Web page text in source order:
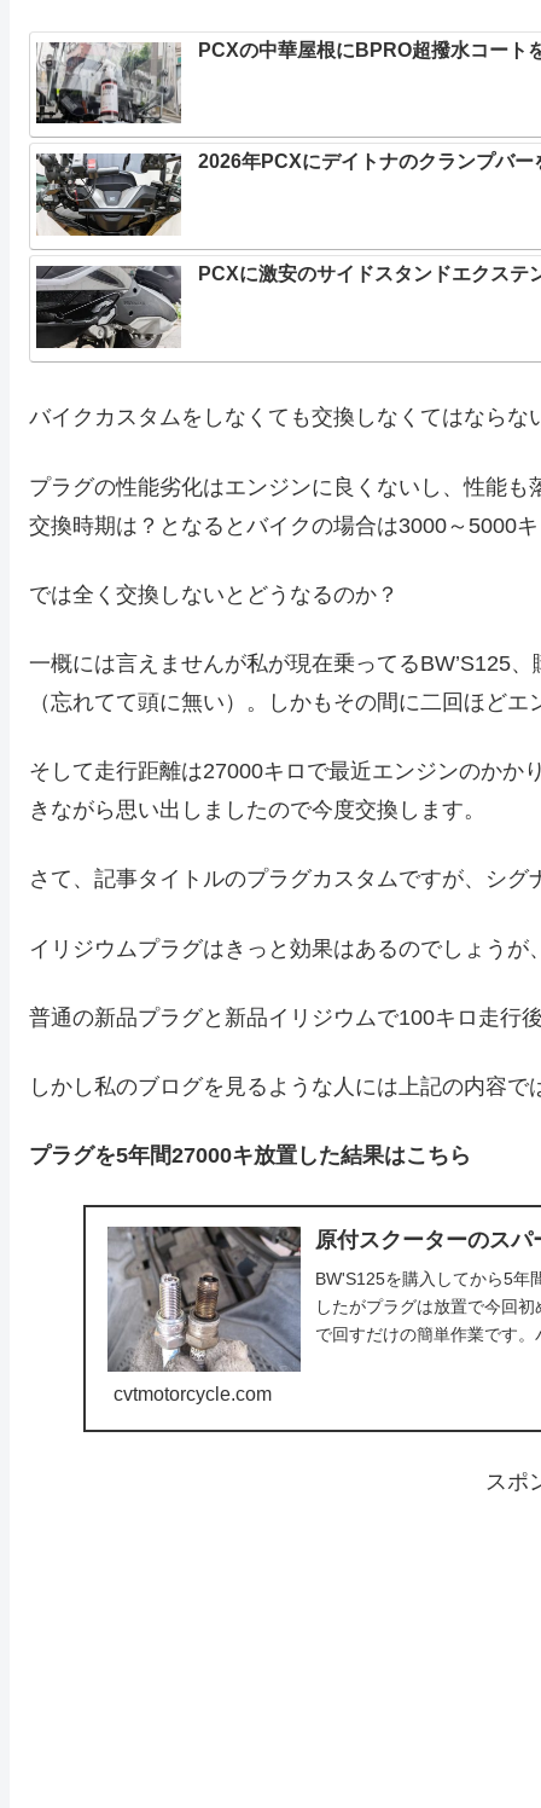
PCXの中華屋根にBPRO超撥水コート
2026年PCXにデイトナのクランプバ
PCXに激安のサイドスタンドエクステ
バイクカスタムをしなくても交換しなくてはなら
プラグの性能劣化はエンジンに良くないし、性能
交換時期は？となるとバイクの場合は3000～5000
では全く交換しないとどうなるのか？
一概には言えませんが私が現在乗ってるBW’S125
（忘れてて頭に無い）。しかもその間に二回ほど
そして走行距離は27000キロで最近エンジンのかか
きながら思い出しましたので今度交換します。
さて、記事タイトルのプラグカスタムですが、シ
イリジウムプラグはきっと効果はあるのでしょう
普通の新品プラグと新品イリジウムで100キロ走行
しかし私のブログを見るような人には上記の内容で
プラグを5年間27000キ放置した結果はこちら
原付スクーターのス
BW'S125を購入してから5年
したがプラグは放置で今回
で回すだけの簡単作業です
cvtmotorcycle.com
スポ